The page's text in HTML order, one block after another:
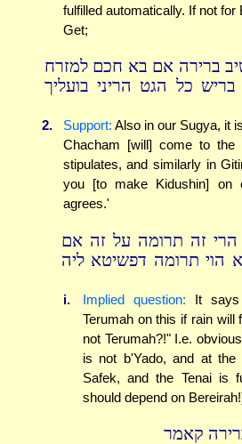
fulfilled automatically. If not
Get;
ברירה אם בא חכם למזרח
כל הגט הריני בועליך
2. Support: Also in our Sugya, it
Chacham [will] come to the
stipulates, and similarly in
you [to make Kidushin] on
agrees.'
הרי זה תרומה על זה אם
הוי תרומה דפשיטא ליה
i. Implied question: It
Terumah on this if rain
not Terumah?!" I.e.
is not b'Yado, and at
Safek, and the Tenai is
should depend on
קאמר